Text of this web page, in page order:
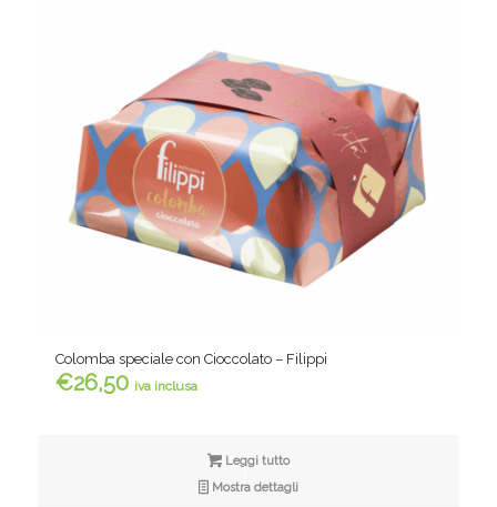
Colomba speciale con Cioccolato – Filippi
€26,50 iva inclusa
Leggi tutto
Mostra dettagli